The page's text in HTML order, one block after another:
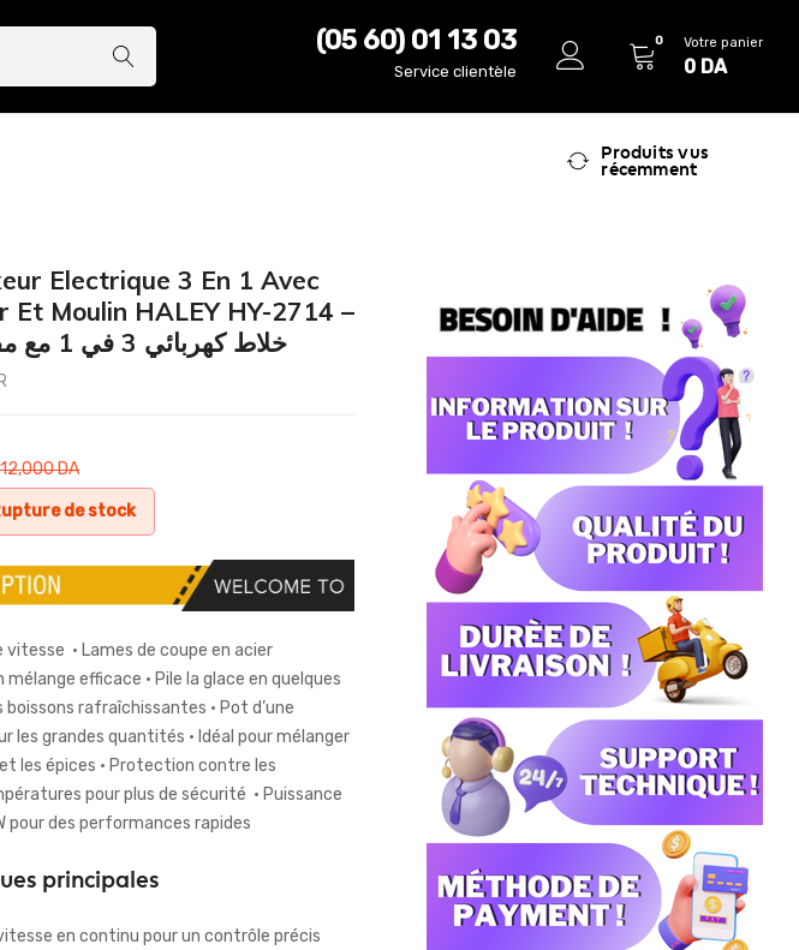
(05 60) 01 13 03
Service clientèle
0 Votre panier
0 DA
Produits vus
récemment
Electrique 3 En 1 Avec
Et Moulin HALEY HY-2714 –
خلاط كهربائي 3 في 1 مع مفرمة ومطحنة
12,000DA
de stock
vitesse • Lames de coupe en acier
efficace • Pile la glace en quelques
boissons rafraîchissantes • Pot d’une
les grandes quantités • Idéal pour mélanger
les épices • Protection contre les
pour plus de sécurité • Puissance
pour des performances rapides
principales
en continu pour un contrôle précis